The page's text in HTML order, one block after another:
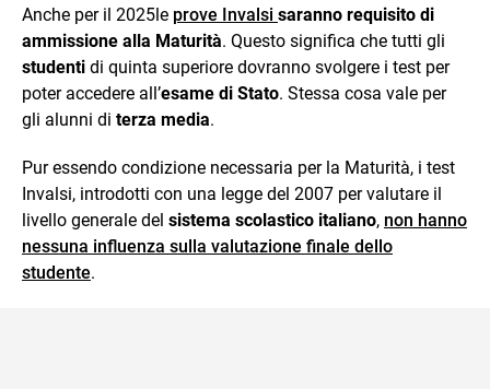
Anche per il 2025le prove Invalsi saranno requisito di
ammissione alla Maturità. Questo significa che tutti gli
studenti di quinta superiore dovranno svolgere i test per
poter accedere all’esame di Stato. Stessa cosa vale per
gli alunni di terza media.
Pur essendo condizione necessaria per la Maturità, i test
Invalsi, introdotti con una legge del 2007 per valutare il
livello generale del sistema scolastico italiano, non hanno
nessuna influenza sulla valutazione finale dello
studente.